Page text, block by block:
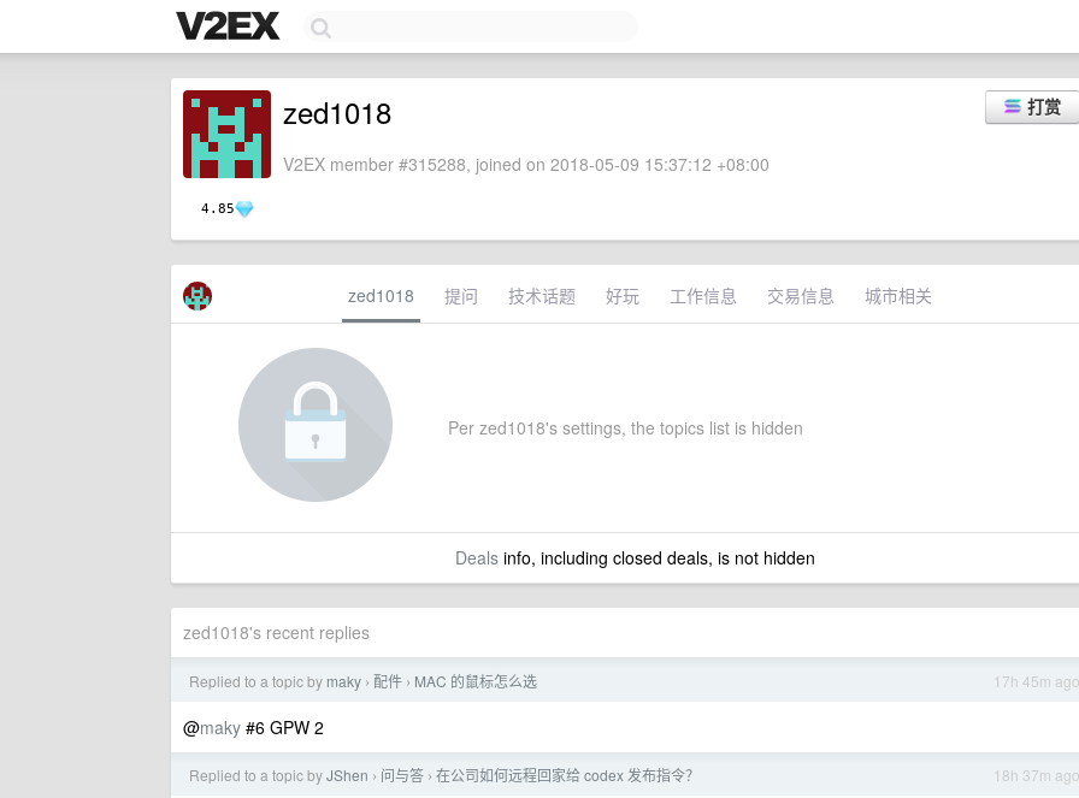
4.85
打赏
zed1018
V2EX member #315288, joined on 2018-05-09 15:37:12 +08:00
zed1018 提问 技术话题 好玩 工作信息 交易信息 城市相关
Per zed1018's settings, the topics list is hidden
Dealsinfo, including closed deals, is not hidden
zed1018's recent replies
17h 45m ago
Replied to a topic by maky › 配件 › MAC 的鼠标怎么选
@maky #6 GPW 2
18h 37m ago
Replied to a topic byJShen › 问与答 › 在公司如何远程回家给 codex 发布指令？